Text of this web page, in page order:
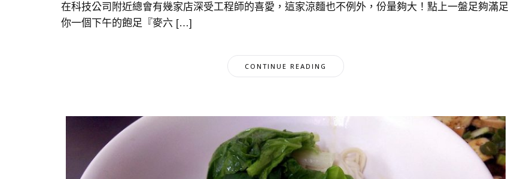
在科技公司附近總會有幾家店深受工程師的喜愛，這家涼麵也不例外，份量夠大！點上一盤足夠滿足
你一個下午的飽足『麥六 […]
CONTINUE READING